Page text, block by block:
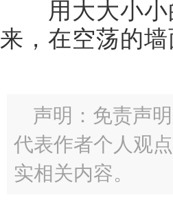
用大大小小
来，在空荡的
声明：免责声
代表作者个人观
实相关内容。